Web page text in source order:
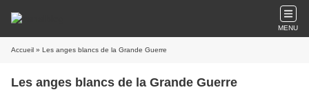
MENU
Accueil » Les anges blancs de la Grande Guerre
Les anges blancs de la Grande Guerre